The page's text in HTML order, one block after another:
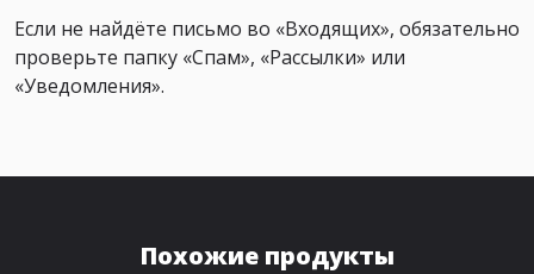
Если не найдёте письмо во «Входящих», обязательно
проверьте папку «Спам», «Рассылки» или
«Уведомления».
Похожие продукты